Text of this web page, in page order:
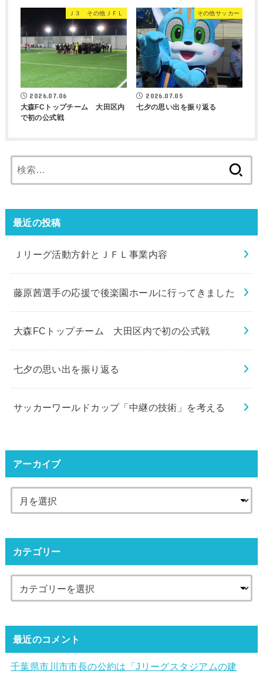
Ｊ３ その他ＪＦＬ
2026.07.06
大森FCトップチーム 大田区内
で初の公式戦
その他サッカー
2026.07.05
七夕の思い出を振り返る
索:
最近の投稿
Ｊリーグ活動方針とＪＦＬ事業内容
藤原茜選手の応援で後楽園ホールに行ってきました
大森FCトップチーム 大田区内で初の公式戦
七夕の思い出を振り返る
サッカーワールドカップ「中継の技術」を考える
アーカイブ
カテゴリー
最近のコメント
千葉県市川市市長の公約は「Jリーグスタジアムの建